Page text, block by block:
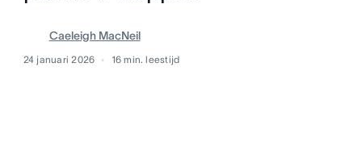
Caeleigh MacNeil
24 januari 2026 16 min. leestijd